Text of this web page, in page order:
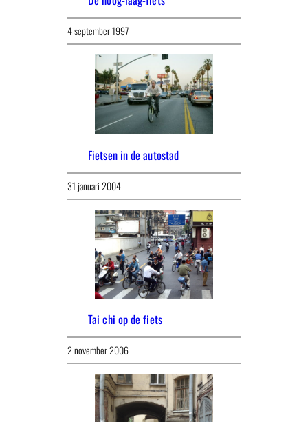
4 september 1997
Fietsen in de autostad
31 januari 2004
Tai chi op de fiets
2 november 2006